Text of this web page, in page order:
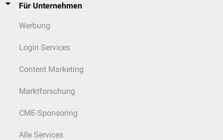
Für Unternehmen
Werbung
Login Services
Content Marketing
Marktforschung
CME-Sponsoring
Alle Services